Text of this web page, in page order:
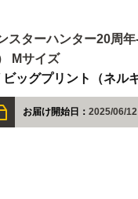
スターハンター20周
Mサイズ
ビッグプリント（ネル
お届け開始日： 2025/06/12